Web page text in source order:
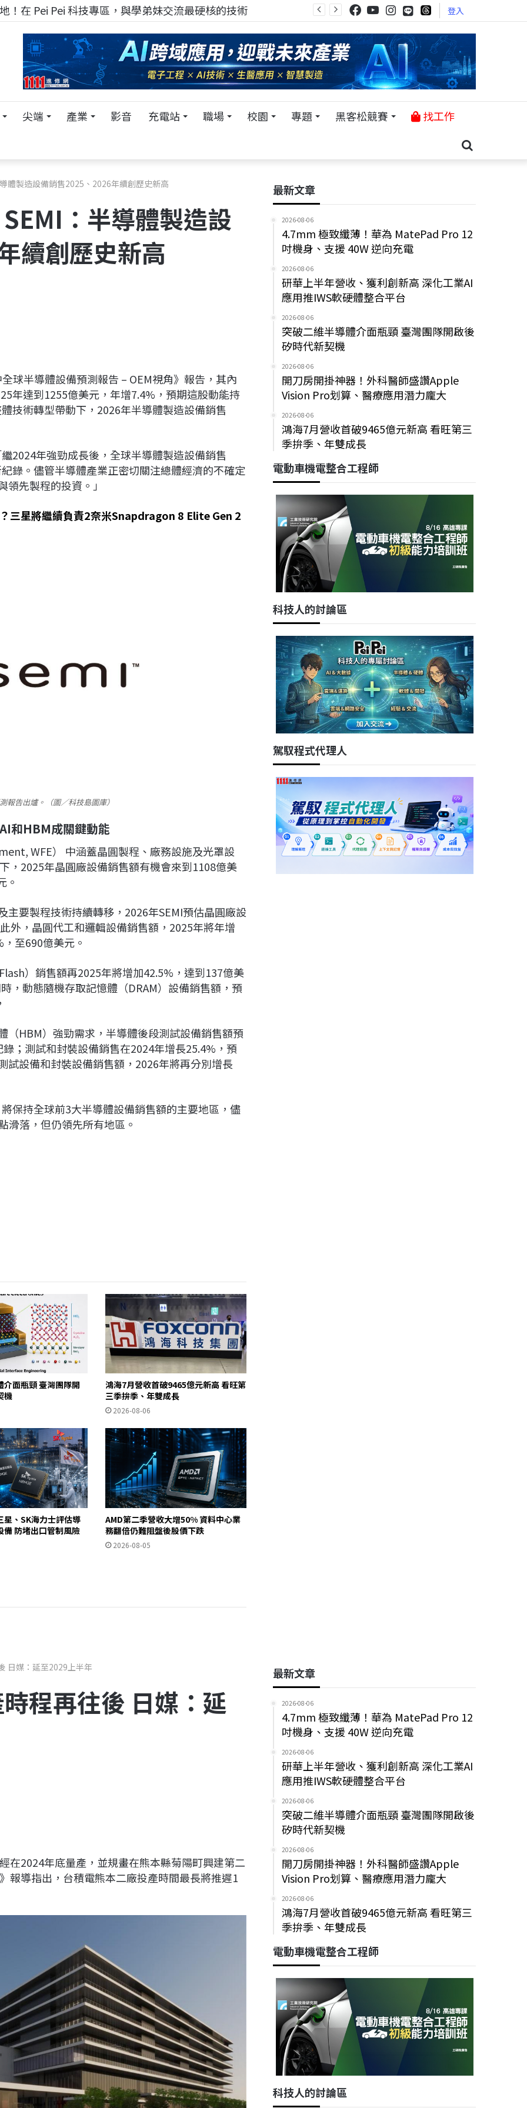
！在 Pei Pei 科技專區，與學弟妹交流最硬核的技術 登入
尖端 產業 影音 充電站 職場 校園 專題 黑客松競賽 找工作
體製造設備銷售2025、2026年續創歷史新高
：半導體製造設
續創歷史新高
球半導體設備預測報告 – OEM視角》報告，其內
年達到1255億美元，年增7.4%，預期這股動能持
技術轉型帶動下，2026年半導體製造設備銷售
2024年強勁成長後，全球半導體製造設備銷售
錄。儘管半導體產業正密切關注總體經濟的不確定
先製程的投資。」
三星將繼續負責2奈米Snapdragon 8 Elite Gen 2
報告出爐。（圖／科技島圖庫）
和HBM成關鍵動能
WFE） 中涵蓋晶圓製程、廠務設施及光罩設
，2025年晶圓廠設備銷售額有機會來到1108億美
。
要製程技術持續轉移，2026年SEMI預估晶圓廠設
外，晶圓代工和邏輯設備銷售額，2025年將年增
至690億美元。
）銷售額再2025年將增加42.5%，達到137億美
，動態隨機存取記憶體（DRAM）設備銷售額，預
（HBM）強勁需求，半導體後段測試設備銷售額預
；測試和封裝設備銷售在2024年增長25.4%，預
試設備和封裝設備銷售額，2026年將再分別增長
保持全球前3大半導體設備銷售額的主要地區，儘
滑落，但仍領先所有地區。
介面瓶頸 臺灣團隊開
機
鴻海7月營收首破9465億元新高 看旺第
三季拚季、年雙成長
2026-08-06
星、SK海力士評估導
備 防堵出口管制風險
AMD第二季營收大增50% 資料中心業
務翻倍仍難阻盤後股價下跌
2026-08-05
最新文章
2026-08-06
4.7mm 極致纖薄！華為 MatePad Pro 12
吋機身、支援 40W 逆向充電
2026-08-06
研華上半年營收、獲利創新高 深化工業AI
應用推IWS軟硬體整合平台
2026-08-06
突破二維半導體介面瓶頸 臺灣團隊開啟後
矽時代新契機
2026-08-06
開刀房開掛神器！外科醫師盛讚Apple
Vision Pro划算、醫療應用潛力龐大
2026-08-06
鴻海7月營收首破9465億元新高 看旺第三
季拚季、年雙成長
電動車機電整合工程師
科技人的討論區
駕馭程式代理人